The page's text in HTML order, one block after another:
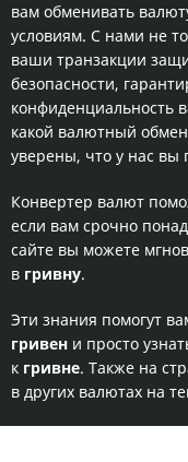
вам обменивать
условиям. С нами не
ваши транзакции
безопасности,
конфиденциальность
какой валютный
уверены, что у нас вы
Конвертер валют
если вам срочно
сайте вы можете
в гривну.
Эти знания помогут
гривен и просто
к гривне. Также на
в других валютах на